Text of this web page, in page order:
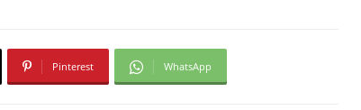
Pinterest WhatsApp